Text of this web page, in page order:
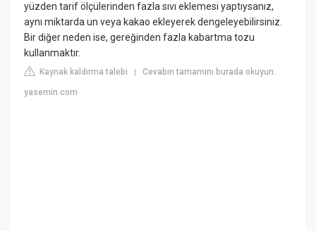
yüzden tarif ölçülerinden fazla sıvı eklemesi yaptıysanız,
aynı miktarda un veya kakao ekleyerek dengeleyebilirsiniz.
Bir diğer neden ise, gereğinden fazla kabartma tozu
kullanmaktır.
Kaynak kaldırma talebi |Cevabın tamamını burada okuyun:
yasemin.com